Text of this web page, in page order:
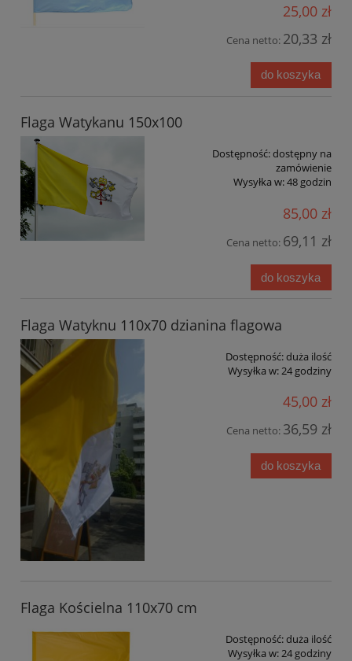
25,00 zł
Cena netto: 20,33 zł
do koszyka
Flaga Watykanu 150x100
Dostępność:dostępny na
zamówienie
Wysyłka w:48 godzin
85,00 zł
Cena netto: 69,11 zł
do koszyka
Flaga Watyknu 110x70 dzianina flagowa
Dostępność:duża ilość
Wysyłka w:24 godziny
45,00 zł
Cena netto: 36,59 zł
do koszyka
Flaga Kościelna 110x70 cm
Dostępność:duża ilość
Wysyłka w: 24 godziny